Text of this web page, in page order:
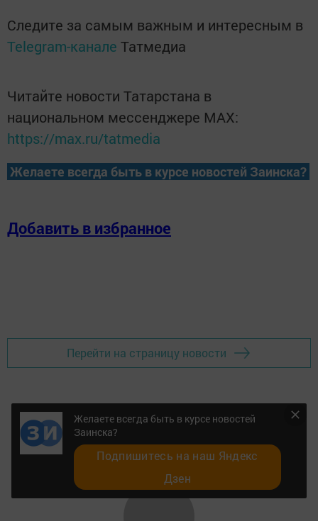
Следите за самым важным и интересным в
Telegram-канале Татмедиа
Читайте новости Татарстана в
национальном мессенджере MАХ:
https://max.ru/tatmedia
Желаете всегда быть в курсе новостей Заинска?
Добавить в избранное
Перейти на страницу новости
Желаете всегда быть в курсе новостей
Заинска?
Подпишитесь на наш Яндекс
Дзен